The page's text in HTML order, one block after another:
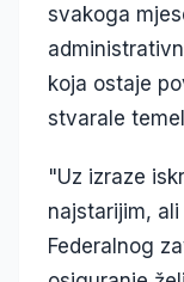
svakoga
koja ostaje
stvarale
"Uz izraze
najstarijim,
Federalnog